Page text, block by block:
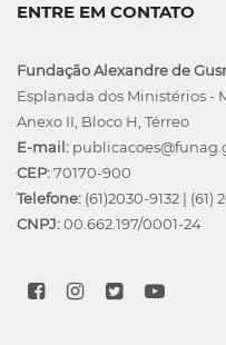
ENTRE EM CONTATO
Fundação Alexandre de
Esplanada dos Ministérios -
Anexo II, Bloco H, Térreo
E-mail:
CEP:70170-900
Telefone: (61)2030-9132 | (61)
CNPJ:00.662.197/0001-24